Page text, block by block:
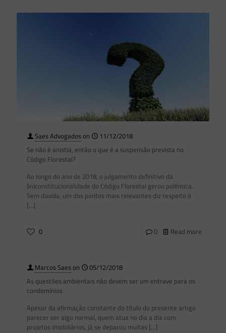
Saes Advogadoson
11/12/2018
Se não é anistia, então o que é a suspensão prevista no
Código Florestal?
Ao longo do ano de 2018, o julgamento definitivo da
(in)constitucionalidade do Código Florestal gerou polêmica.
Sem dúvida, um dos pontos mais relevantes diz respeito à
[…]
0 0 Read more
Marcos Saeson
05/12/2018
As questões ambientais não devem ser um entrave para os
condomínios
Apesar da afirmação constante do título do presente artigo
parecer ser algo normal, quem atua no dia a dia com
projetos imobiliários, já se deparou muitas […]